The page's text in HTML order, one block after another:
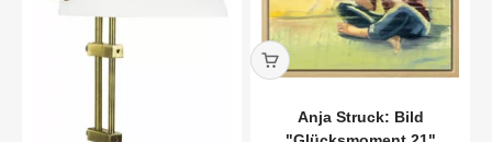
Anja Struck: Bild